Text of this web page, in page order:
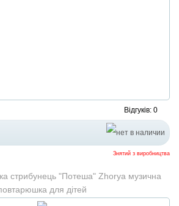
Відгуків: 0
Знятий з виробництва
стрибунець "Потеша" Zhorya музична
для дітей